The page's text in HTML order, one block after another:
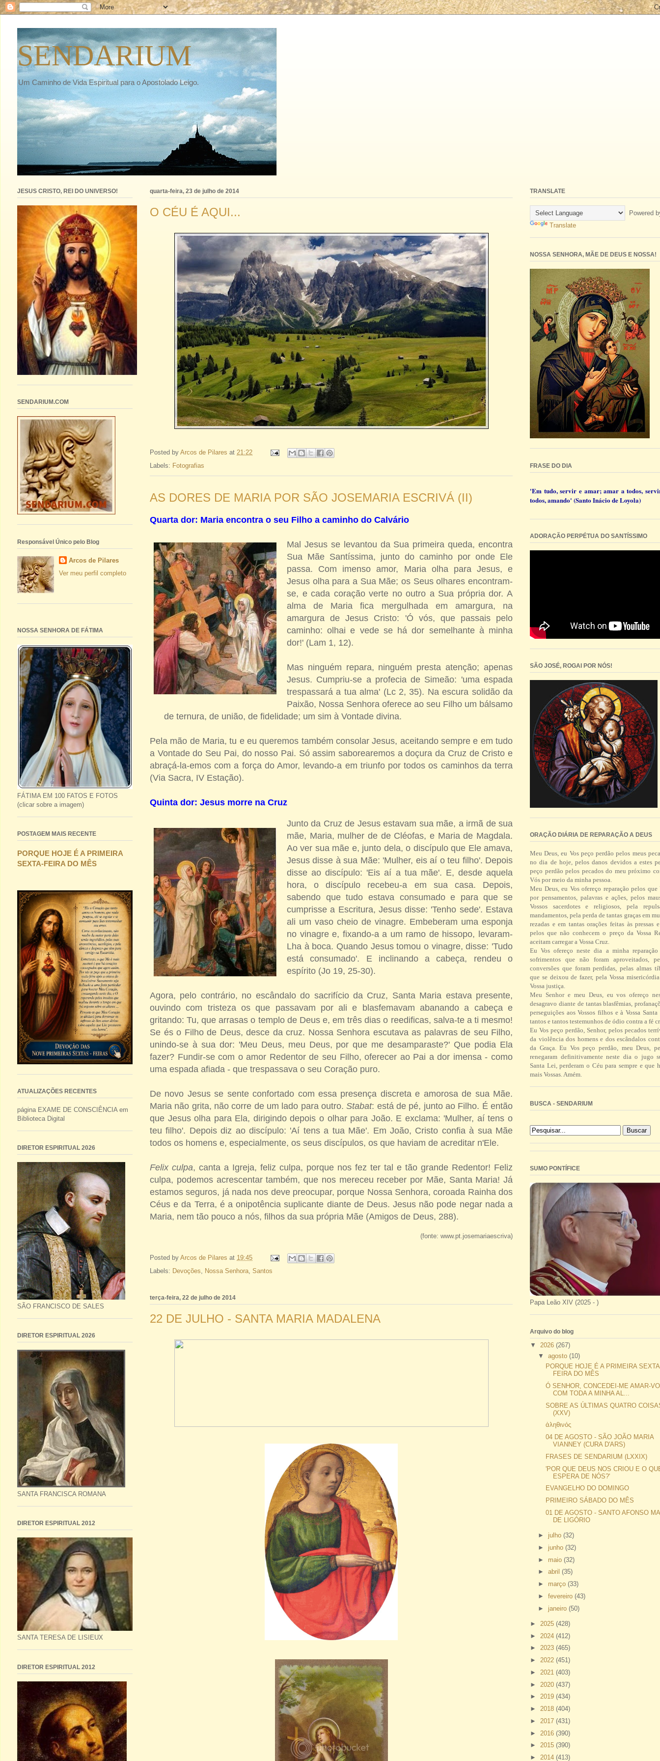
SENDARIUM
Um Caminho de Vida Espiritual para o Apostolado Leigo.
quarta-feira, 23 de julho de 2014
O CÉU É AQUI...
Posted by Arcos de Pilares at 21:22
Labels: Fotografias
AS DORES DE MARIA POR SÃO JOSEMARIA ESCRIVÁ (II)
Quarta dor: Maria encontra o seu Filho a caminho do Calvário
Mal Jesus se levantou da Sua primeira queda, encontra
Sua Mãe Santíssima, junto do caminho por onde Ele
passa. Com imenso amor, Maria olha para Jesus, e
Jesus olha para a Sua Mãe; os Seus olhares encontram-
se, e cada coração verte no outro a Sua própria dor. A
alma de Maria fica mergulhada em amargura, na
amargura de Jesus Cristo: 'Ó vós, que passais pelo
caminho: olhai e vede se há dor semelhante à minha
dor!' (Lam 1, 12).
Mas ninguém repara, ninguém presta atenção; apenas
Jesus. Cumpriu-se a profecia de Simeão: 'uma espada
trespassará a tua alma' (Lc 2, 35). Na escura solidão da
Paixão, Nossa Senhora oferece ao seu Filho um bálsamo
de ternura, de união, de fidelidade; um sim à Vontade divina.
Pela mão de Maria, tu e eu queremos também consolar Jesus, aceitando sempre e em tudo
a Vontade do Seu Pai, do nosso Pai. Só assim saborearemos a doçura da Cruz de Cristo e
abraçá-la-emos com a força do Amor, levando-a em triunfo por todos os caminhos da terra
(Via Sacra, IV Estação).
Quinta dor: Jesus morre na Cruz
Junto da Cruz de Jesus estavam sua mãe, a irmã de sua
mãe, Maria, mulher de de Cléofas, e Maria de Magdala.
Ao ver sua mãe e, junto dela, o discípulo que Ele amava,
Jesus disse à sua Mãe: 'Mulher, eis aí o teu filho'. Depois
disse ao discípulo: 'Eis aí a tua mãe'. E, desde aquela
hora, o discípulo recebeu-a em sua casa. Depois,
sabendo que tudo estava consumado e para que se
cumprisse a Escritura, Jesus disse: 'Tenho sede'. Estava
ali um vaso cheio de vinagre. Embeberam uma esponja
no vinagre e, fixando-a a um ramo de hissopo, levaram-
Lha à boca. Quando Jesus tomou o vinagre, disse: 'Tudo
está consumado'. E inclinando a cabeça, rendeu o
espírito (Jo 19, 25-30).
Agora, pelo contrário, no escândalo do sacrifício da Cruz, Santa Maria estava presente,
ouvindo com tristeza os que passavam por ali e blasfemavam abanando a cabeça e
gritando: Tu, que arrasas o templo de Deus e, em três dias o reedificas, salva-te a ti mesmo!
Se és o Filho de Deus, desce da cruz. Nossa Senhora escutava as palavras de seu Filho,
unindo-se à sua dor: 'Meu Deus, meu Deus, por que me desamparaste?' Que podia Ela
fazer? Fundir-se com o amor Redentor de seu Filho, oferecer ao Pai a dor imensa - como
uma espada afiada - que trespassava o seu Coração puro.
De novo Jesus se sente confortado com essa presença discreta e amorosa de sua Mãe.
Maria não grita, não corre de um lado para outro.Stabat: está de pé, junto ao Filho. É então
que Jesus olha para Ela, dirigindo depois o olhar para João. E exclama: 'Mulher, aí tens o
teu filho'. Depois diz ao discípulo: 'Aí tens a tua Mãe'. Em João, Cristo confia à sua Mãe
todos os homens e, especialmente, os seus discípulos, os que haviam de acreditar n'Ele.
Felix culpa, canta a Igreja, feliz culpa, porque nos fez ter tal e tão grande Redentor! Feliz
culpa, podemos acrescentar também, que nos mereceu receber por Mãe, Santa Maria! Já
estamos seguros, já nada nos deve preocupar, porque Nossa Senhora, coroada Rainha dos
Céus e da Terra, é a onipotência suplicante diante de Deus. Jesus não pode negar nada a
Maria, nem tão pouco a nós, filhos da sua própria Mãe (Amigos de Deus, 288).
(fonte: www.pt.josemariaescriva)
Posted by Arcos de Pilares at 19:45
Labels: Devoções, Nossa Senhora, Santos
terça-feira, 22 de julho de 2014
22 DE JULHO - SANTA MARIA MADALENA
JESUS CRISTO, REI DO UNIVERSO!
SENDARIUM.COM
Responsável Único pelo Blog
Arcos de Pilares
Ver meu perfil completo
NOSSA SENHORA DE FÁTIMA
FÁTIMA EM 100 FATOS E FOTOS
(clicar sobre a imagem)
POSTAGEM MAIS RECENTE
PORQUE HOJE É A PRIMEIRA
SEXTA-FEIRA DO MÊS
ATUALIZAÇÕES RECENTES
página EXAME DE CONSCIÊNCIA em
Biblioteca Digital
DIRETOR ESPIRITUAL 2026
SÃO FRANCISCO DE SALES
DIRETOR ESPIRITUAL 2026
SANTA FRANCISCA ROMANA
DIRETOR ESPIRITUAL 2012
SANTA TERESA DE LISIEUX
DIRETOR ESPIRITUAL 2012
TRANSLATE
Powered
Translate
NOSSA SENHORA, MÃE DE DEUS E NOSSA!
FRASE DO DIA
'Em tudo, servir e amar; amar a todos,
todos, amando' (Santo Inácio de Loyola)
ADORAÇÃO PERPÉTUA DO SANTÍSSIMO
SÃO JOSÉ, ROGAI POR NÓS!
ORAÇÃO DIÁRIA DE REPARAÇÃO A DEUS
Meu Deus, eu Vos peço perdão pelos meus
no dia de hoje, pelos danos devidos a estes
peço perdão pelos pecados do meu próximo
Vós por meio da minha pessoa.
Meu Deus, eu Vos ofereço reparação pelos que
por pensamentos, palavras e ações, pelos
Vossos sacerdotes e religiosos, pela
mandamentos, pela perda de tantas graças em
rezadas e em tantas orações feitas às pressas
pelos que não conhecem o preço da Vossa
aceitam carregar a Vossa Cruz.
Eu Vos ofereço neste dia a minha
sofrimentos que não foram aproveitados,
conversões que foram perdidas, pelas almas
que se deixou de fazer, pela Vossa
Vossa justiça.
Meu Senhor e meu Deus, eu vos ofereço
desagravo diante de tantas blasfêmias,
perseguições aos Vossos filhos e à Vossa
tantos e tantos testemunhos de ódio contra a fé
Eu Vos peço perdão, Senhor, pelos pecados
da violência dos homens e dos escândalos
da Graça. Eu Vos peço perdão, meu Deus,
renegaram definitivamente neste dia o jugo
Santa Lei, perderam o Céu para sempre e que
mais Vossas. Amém.
BUSCA - SENDARIUM
SUMO PONTÍFICE
Papa Leão XIV (2025 - )
Arquivo do blog
▼ 2026 (267)
▼ agosto (10)
PORQUE HOJE É A PRIMEIRA
FEIRA DO MÊS
Ó SENHOR, CONCEDEI-ME AMAR-
COM TODA A MINHA AL...
SOBRE AS ÚLTIMAS QUATRO
(XXV)
ἀληθινός
04 DE AGOSTO - SÃO JOÃO MARIA
VIANNEY (CURA D'ARS)
FRASES DE SENDARIUM (LXXIX)
'POR QUE DEUS NOS CRIOU E O
ESPERA DE NÓS?'
EVANGELHO DO DOMINGO
PRIMEIRO SÁBADO DO MÊS
01 DE AGOSTO - SANTO AFONSO
DE LIGÓRIO
► julho (32)
► junho (32)
► maio (32)
► abril (35)
► março (33)
► fevereiro (43)
► janeiro (50)
► 2025 (428)
► 2024 (412)
► 2023 (465)
► 2022 (451)
► 2021 (403)
► 2020 (437)
► 2019 (434)
► 2018 (404)
► 2017 (431)
► 2016 (390)
► 2015 (390)
► 2014 (413)